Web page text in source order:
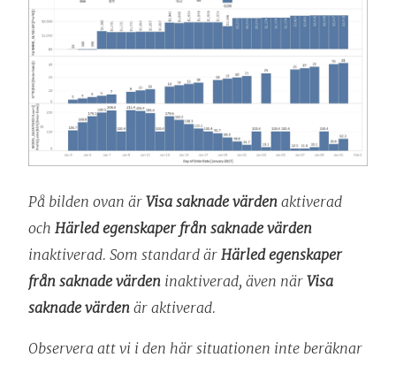
På bilden ovan är Visa saknade värden aktiverad
och Härled egenskaper från saknade värden
inaktiverad. Som standard är Härled egenskaper
från saknade värden inaktiverad, även när Visa
saknade värden är aktiverad.
Observera att vi i den här situationen inte beräknar